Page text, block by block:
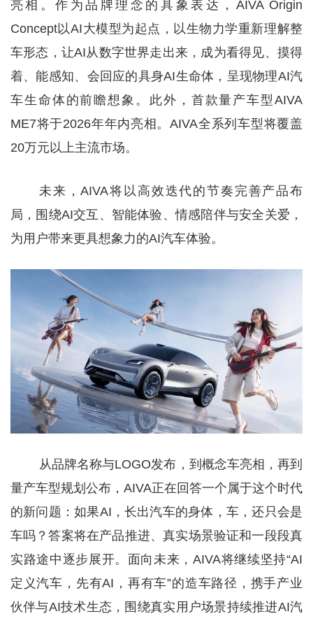
亮相。作为品牌理念的具象表达，AIVA Origin
Concept以AI大模型为起点，以生物力学重新理解整
车形态，让AI从数字世界走出来，成为看得见、摸得
着、能感知、会回应的具身AI生命体，呈现物理AI汽
车生命体的前瞻想象。此外，首款量产车型AIVA
ME7将于2026年年内亮相。AIVA全系列车型将覆盖
20万元以上主流市场。
未来，AIVA将以高效迭代的节奏完善产品布
局，围绕AI交互、智能体验、情感陪伴与安全关爱，
为用户带来更具想象力的AI汽车体验。
从品牌名称与LOGO发布，到概念车亮相，再到
量产车型规划公布，AIVA正在回答一个属于这个时代
的新问题：如果AI，长出汽车的身体，车，还只会是
车吗？答案将在产品推进、真实场景验证和一段段真
实路途中逐步展开。面向未来，AIVA将继续坚持“AI
定义汽车，先有AI，再有车”的造车路径，携手产业
伙伴与AI技术生态，围绕真实用户场景持续推进AI汽